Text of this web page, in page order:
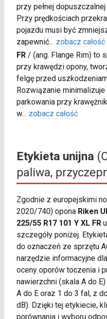
przy pełnej
Przy prędkościach
pojazdu musi być
zapewnić... zobacz całość
FR/ (ang. Flange Rim) to
przy krawędzi opony,
felgę przed
Rozwiązanie
parkowania przy
w... zobacz całość
Etykieta unijna
paliwa,
Zgodnie z europejskimi
2020/740) opona Riken
225/55 R17 101 Y XL FR
szczegóły poniżej.
do oznaczeń ze sprzętu
narzędzie informacyjne
oceny oporów toczenia i
nawierzchni (skala A do
A do E oraz 1 do 3 fal, z
dB). Dzięki tej etykiecie,
porównania i wyboru